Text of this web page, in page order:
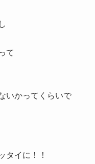
て
いかってくらいで
タイに！！